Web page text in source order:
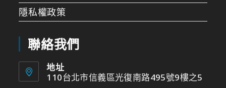
隱私權政策
聯絡我們
地址
110台北市信義區光復南路495號9樓之5